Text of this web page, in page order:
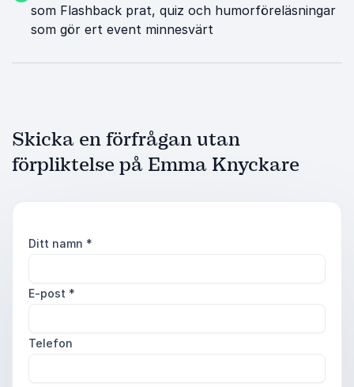
som Flashback prat, quiz och humorföreläsningar
som gör ert event minnesvärt
Skicka en förfrågan utan
förpliktelse på Emma Knyckare
Ditt namn *
E-post *
Telefon